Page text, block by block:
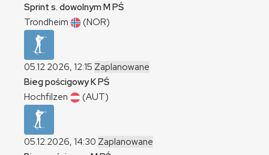
Sprint s. dowolnymMPŚ
Trondheim
(NOR)
05.12.2026, 12:15 Zaplanowane
Bieg pościgowyKPŚ
Hochfilzen
(AUT)
05.12.2026, 14:30 Zaplanowane